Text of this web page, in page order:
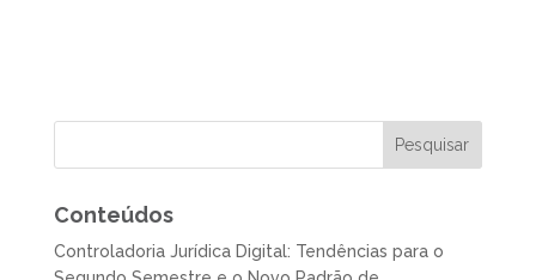
Conteúdos
Controladoria Jurídica Digital: Tendências para o